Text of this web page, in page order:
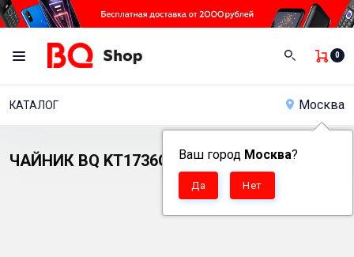
0
КАТАЛОГ Москва
Ваш город Москва?
ЧАЙНИК BQ KT1736G